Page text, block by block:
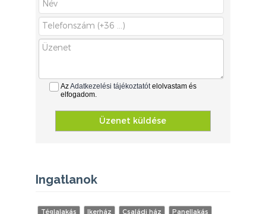
AzAdatkezelési tájékoztatótelolvastam és
elfogadom.
Üzenet küldése
Ingatlanok
Téglalakás Ikerház Családi ház Panellakás